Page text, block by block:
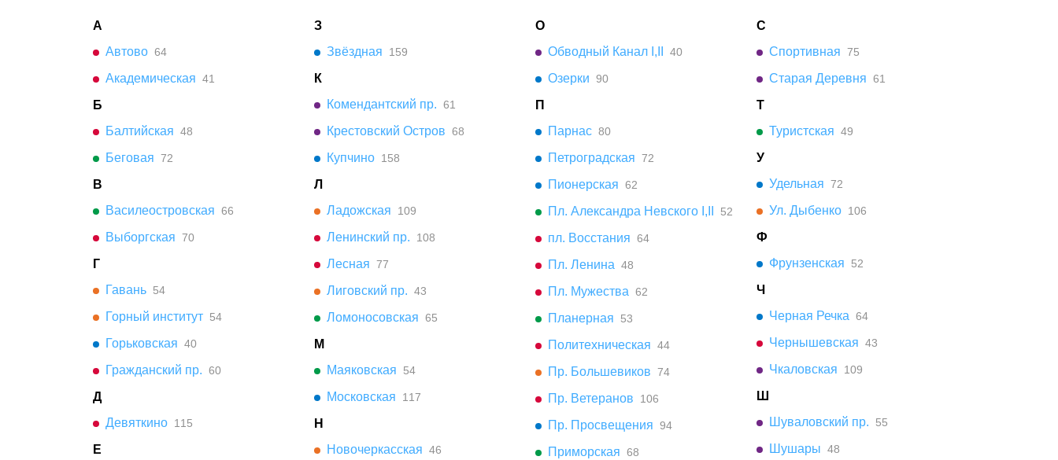
А
Автово 64
Академическая 41
Б
Балтийская 48
Беговая 72
В
Василеостровская 66
Выборгская 70
Г
Гавань 54
Горный институт 54
Горьковская 40
Гражданский пр. 60
Д
Девяткино 115
Е
З
Звёздная
159
К
Комендантский пр. 61
Крестовский Остров 68
Купчино 158
Л
Ладожская
109
Ленинский пр. 108
Лесная 77
Лиговский пр. 43
Ломоносовская 65
М
Маяковская
54
Московская 117
Н
Новочеркасская 46
О
Обводный Канал I,II
40
Озерки 90
П
Парнас 80
Петроградская 72
Пионерская 62
Пл. Александра Невского I,II 52
пл. Восстания 64
Пл. Ленина 48
Пл. Мужества 62
Планерная 53
Политехническая 44
Пр. Большевиков 74
Пр. Ветеранов 106
Пр. Просвещения 94
Приморская 68
С
Спортивная 75
Старая Деревня 61
Т
Туристская 49
У
Удельная 72
Ул. Дыбенко 106
Ф
Фрунзенская
52
Ч
Черная Речка 64
Чернышевская 43
Чкаловская 109
Ш
Шуваловский пр.
55
Шушары 48